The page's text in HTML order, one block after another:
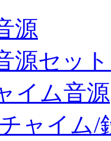
源
源セッ
イム音源
ャイム/